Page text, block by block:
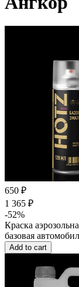
650 ₽
1 365 ₽
-52%
Краска
базовая
Add to cart